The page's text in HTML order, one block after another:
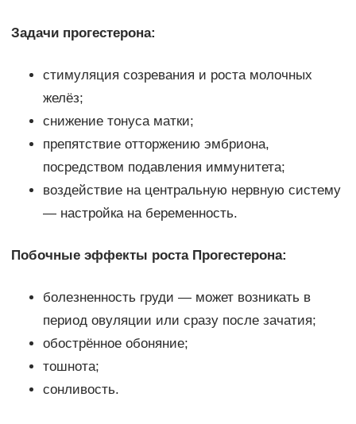
Задачи прогестерона:
стимуляция созревания и роста молочных
желёз;
снижение тонуса матки;
препятствие отторжению эмбриона,
посредством подавления иммунитета;
воздействие на центральную нервную систему
— настройка на беременность.
Побочные эффекты роста Прогестерона:
болезненность груди — может возникать в
период овуляции или сразу после зачатия;
обострённое обоняние;
тошнота;
сонливость.